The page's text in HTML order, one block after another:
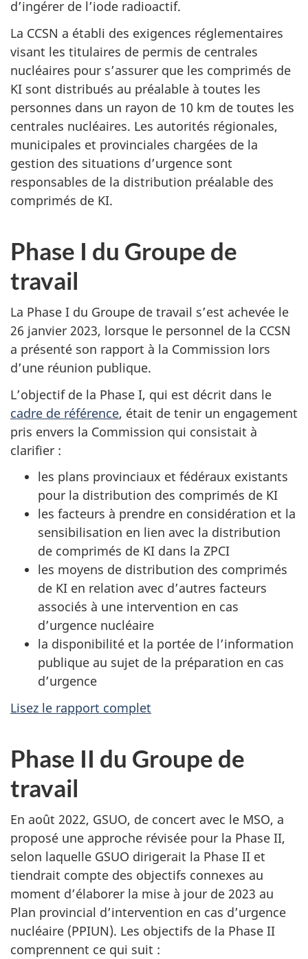
d’ingérer de l’iode radioactif.
La CCSN a établi des exigences réglementaires
visant les titulaires de permis de centrales
nucléaires pour s’assurer que les comprimés de
KI sont distribués au préalable à toutes les
personnes dans un rayon de 10 km de toutes les
centrales nucléaires. Les autorités régionales,
municipales et provinciales chargées de la
gestion des situations d’urgence sont
responsables de la distribution préalable des
comprimés de KI.
Phase I du Groupe de
travail
La Phase I du Groupe de travail s’est achevée le
26 janvier 2023, lorsque le personnel de la CCSN
a présenté son rapport à la Commission lors
d’une réunion publique.
L’objectif de la Phase I, qui est décrit dans le
cadre de référence, était de tenir un engagement
pris envers la Commission qui consistait à
clarifier :
les plans provinciaux et fédéraux existants
pour la distribution des comprimés de KI
les facteurs à prendre en considération et la
sensibilisation en lien avec la distribution
de comprimés de KI dans la ZPCI
les moyens de distribution des comprimés
de KI en relation avec d’autres facteurs
associés à une intervention en cas
d’urgence nucléaire
la disponibilité et la portée de l’information
publique au sujet de la préparation en cas
d’urgence
Lisez le rapport complet
Phase II du Groupe de
travail
En août 2022, GSUO, de concert avec le MSO, a
proposé une approche révisée pour la Phase II,
selon laquelle GSUO dirigerait la Phase II et
tiendrait compte des objectifs connexes au
moment d’élaborer la mise à jour de 2023 au
Plan provincial d’intervention en cas d’urgence
nucléaire (PPIUN). Les objectifs de la Phase II
comprennent ce qui suit :